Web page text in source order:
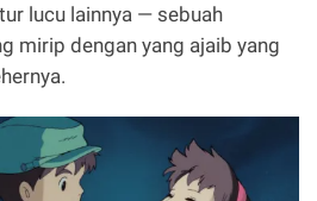
lucu lainnya — sebuah
mirip dengan yang ajaib yang